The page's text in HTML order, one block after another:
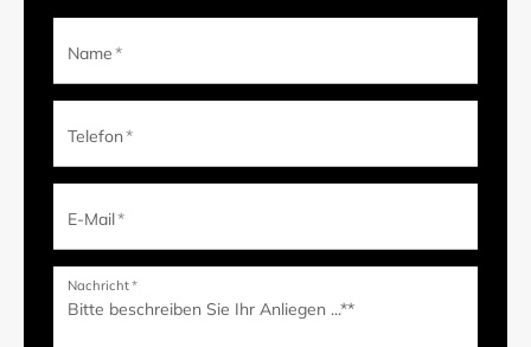
Name*
Telefon*
E-Mail*
Nachricht*